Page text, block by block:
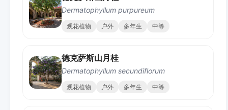
Dermatophyllum purpureum
观花植物 户外 多年生 中等
德克萨斯山月桂
Dermatophyllum secundiflorum
观花植物 户外 多年生 中等